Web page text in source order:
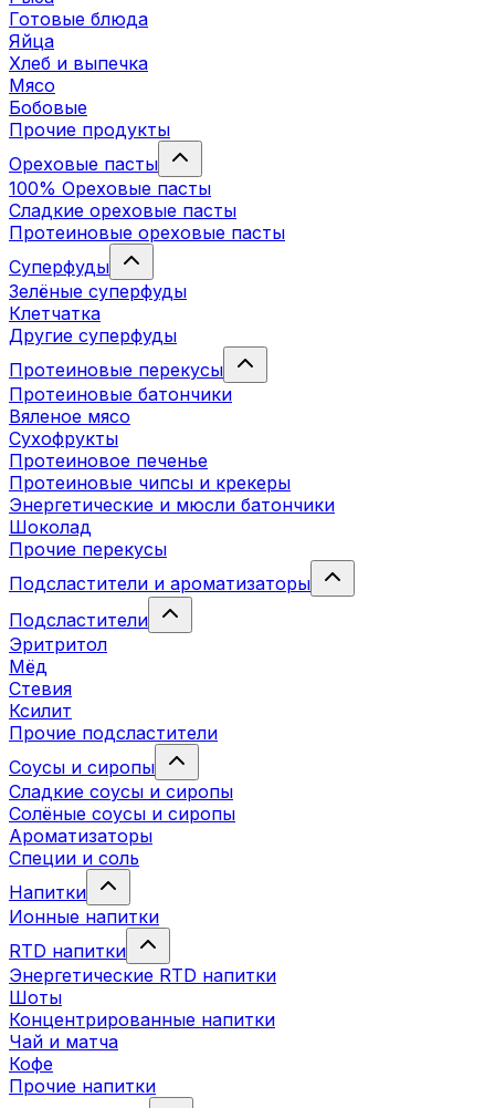
Готовые блюда
Яйца
Хлеб и выпечка
Мясо
Бобовые
Прочие продукты
Ореховые пасты
100% Ореховые пасты
Сладкие ореховые пасты
Протеиновые ореховые пасты
Суперфуды
Зелёные суперфуды
Клетчатка
Другие суперфуды
Протеиновые перекусы
Протеиновые батончики
Вяленое мясо
Сухофрукты
Протеиновое печенье
Протеиновые чипсы и крекеры
Энергетические и мюсли батончики
Шоколад
Прочие перекусы
Подсластители и ароматизаторы
Подсластители
Эритритол
Мёд
Стевия
Ксилит
Прочие подсластители
Соусы и сиропы
Сладкие соусы и сиропы
Солёные соусы и сиропы
Ароматизаторы
Специи и соль
Напитки
Ионные напитки
RTD напитки
Энергетические RTD напитки
Шоты
Концентрированные напитки
Чай и матча
Кофе
Прочие напитки